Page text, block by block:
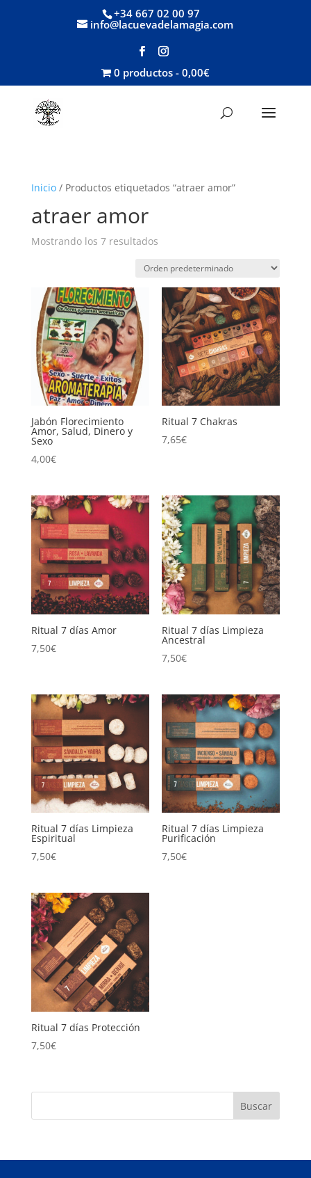
+34 667 02 00 97
info@lacuevadelamagia.com
0 productos 0,00€
Inicio/ Productos etiquetados “atraer amor”
atraer amor
Mostrando los 7 resultados
Jabón Florecimiento
Amor, Salud, Dinero y
Sexo
4,00€
Ritual 7 Chakras
7,65€
Ritual 7 días Amor
7,50€
Ritual 7 días Limpieza
Ancestral
7,50€
Ritual 7 días Limpieza
Espiritual
7,50€
Ritual 7 días Limpieza
Purificación
7,50€
Ritual 7 días Protección
7,50€
Buscar